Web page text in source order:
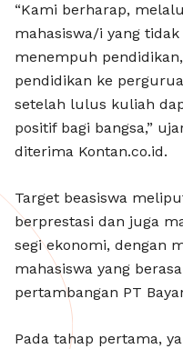
“Kami berharap,
mahasiswa/i yang
menempuh
pendidikan ke
setelah lulus kuliah
positif bagi bangsa,”
diterima Kontan.co.id.
Target beasiswa
berprestasi dan juga
segi ekonomi, dengan
mahasiswa yang
pertambangan PT
Pada tahap pertama,